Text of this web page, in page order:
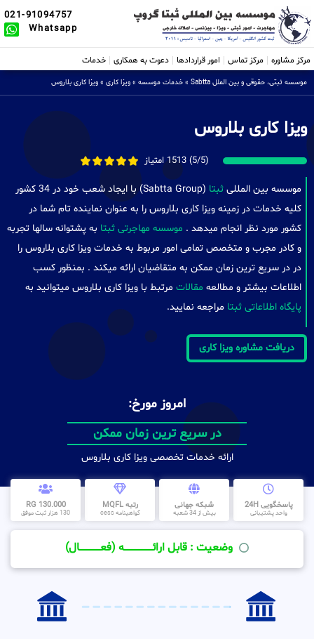
021-91094757
Whatsapp
مرکز مشاوره مرکز تماس امور قراردادها دعوت به همکاری خدمات
موسسه ثبتی، حقوقی و بین الملل Sabtta » خدمات موسسه » ویزا کاری » ویزا کاری بلاروس
ویزا کاری بلاروس
(5/5) 1513 امتیاز
موسسه بین المللی ثبتا
(Sabtta Group) با ایجاد شعب خود در 34 کشور
کلیه خدمات در زمینه ویزا کاری بلاروس را به عنوان نماینده تام شما در
کشور مورد نظر انجام میدهد . موسسه مهاجرتی ثبتا به پشتوانه سالها تجربه
و کادر مجرب و متخصص تمامی امور مربوط به خدمات ویزا کاری بلاروس را
در در سریع ترین زمان ممکن به متقاضیان ارائه میکند . بمنظور کسب
اطلاعات بیشتر و مطالعه مقالات مرتبط با ویزا کاری بلاروس میتوانید به
پایگاه اطلاعاتی ثبتا مراجعه نمایید.
دریافت مشاوره ویزا کاری
امروز مورخ:
در سریع ترین زمان ممکن
ارائه خدمات تخصصی ویزا کاری بلاروس
پاسخگویی 24H
واحد پشتیبانی
شبکه جهانی
بیش از 34 شعبه
رتبه MQFL
گواهینامه cess
130.000 RG
130 هزار ثبت موفق
وضعیت : قابل ارائــــــــــــــــــــه (فعـــــــــــــــال)